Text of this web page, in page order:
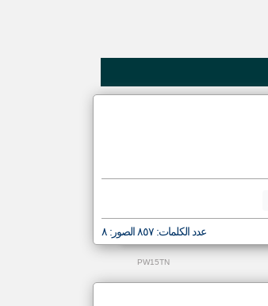
عدد الكلمات: ٨٥٧ الصور: ٨
PW15TN
klyoum.com